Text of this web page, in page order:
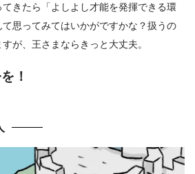
きたら「よしよし才能を発揮できる環
思ってみてはいかがですかな？扱うの
が、王さまならきっと大丈夫。
！